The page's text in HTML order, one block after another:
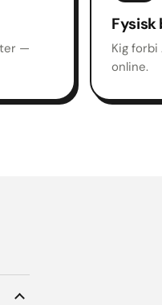
—
Fysisk
Kig
online.